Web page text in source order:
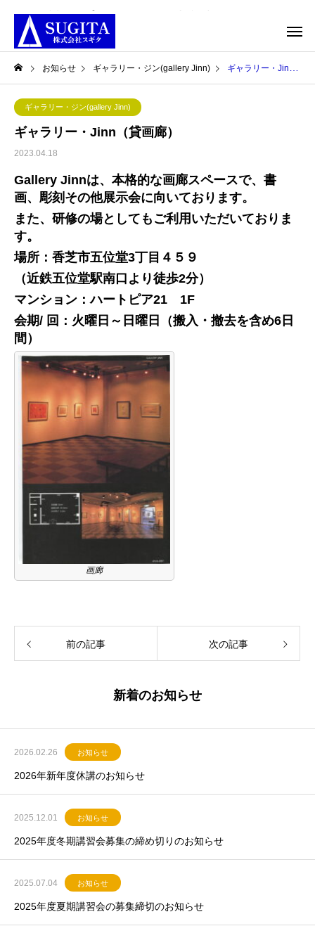
お知らせ ギャラリー・ジン(gallery Jinn) ギャラリー・Jinn（貸画廊）
ギャラリー・ジン(gallery Jinn)
ギャラリー・Jinn（貸画廊）
2023.04.18
Gallery Jinnは、本格的な画廊スペースで、書
画、彫刻その他展示会に向いております。
また、研修の場としてもご利用いただいておりま
す。
場所：香芝市五位堂3丁目４５９
（近鉄五位堂駅南口より徒歩2分）
マンション：ハートピア21 1F
会期/ 回：火曜日～日曜日（搬入・撤去を含め6日
間）
画廊
前の記事 次の記事
新着のお知らせ
2026.02.26 お知らせ
2026年新年度休講のお知らせ
2025.12.01 お知らせ
2025年度冬期講習会募集の締め切りのお知らせ
2025.07.04 お知らせ
2025年度夏期講習会の募集締切のお知らせ